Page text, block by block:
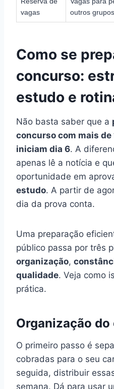
vagas
outros
Como se
concurso:
estudo e
Não basta saber que a
concurso com mais
iniciam dia 6. A
apenas lê a notícia e
oportunidade em
estudo. A partir de
dia da prova conta.
Uma preparação
público passa por três
organização,
qualidade. Veja como
prática.
Organização
O primeiro passo é
cobradas para o seu
seguida, distribuir
semana. Dá para usar